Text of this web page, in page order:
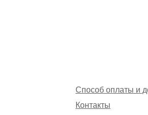
Способ оплаты и
Контакты